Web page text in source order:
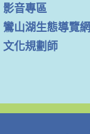
影音專區
鸞山湖生態導覽網
文化規劃師